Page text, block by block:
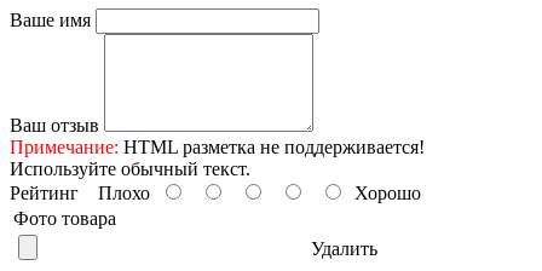
Ваше имя
Ваш отзыв
Примечание: HTML разметка не поддерживается!
Используйте обычный текст.
Рейтинг Плохо
Хорошо
Фото товара
Удалить